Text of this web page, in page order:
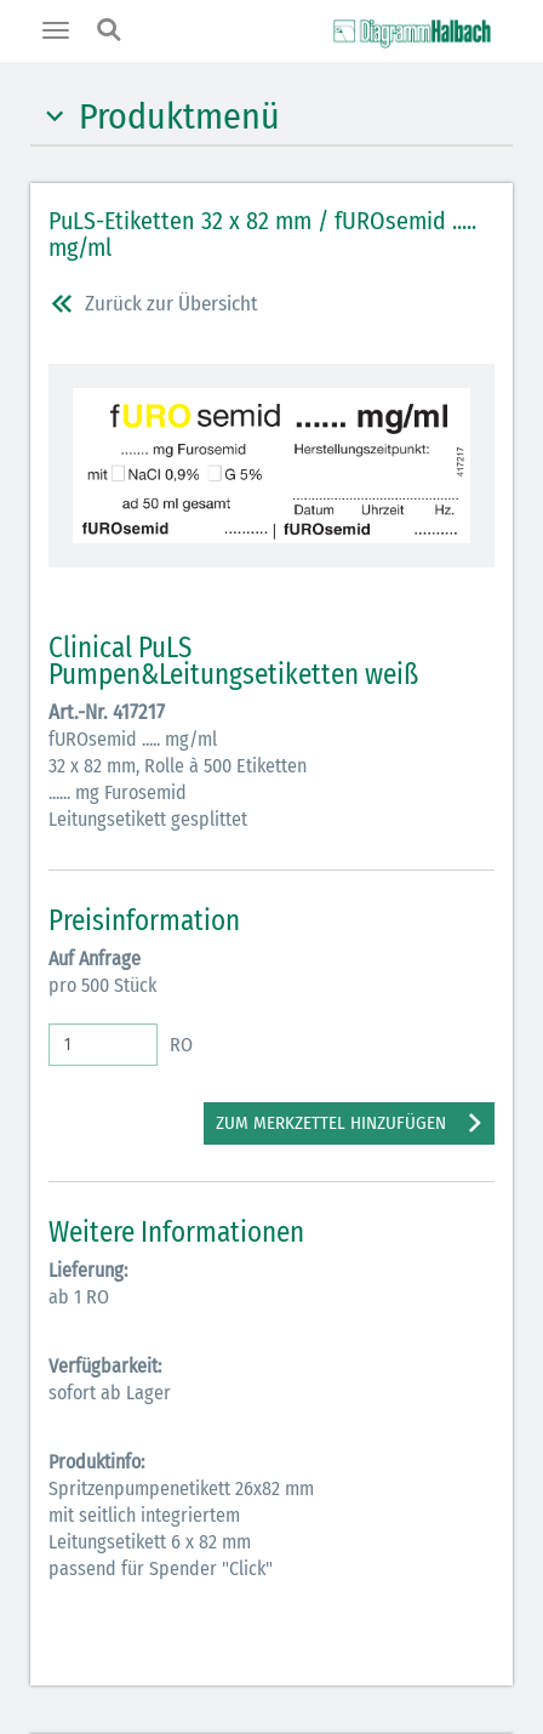
Toggle
Produktmenü
Benzodiazepine (orange)
Muskelrelaxantien (weiß-rot): DIVI 2012
Muskelrelaxans Antagonisten (rot schraffiert): DIVI
Lokalanästhetika (grau)
Vasopressoren (hellviolett)
Antihypertonika/Vasodilatantien (hellviolett
Antiemetika (salmon)
Verschiedene Medikamente (weiß)
Antikoagulantien (hellgrau/weiß mit schwarzem
Rahmen)
Rahmen)
Elektrolyte (grün-pink)
Elektrolyte Kalium (grün-blau)
Elektrolyte NaCl (grün)
Inodilatatoren (rot-grün)
Antiarrhythmika (rot-blau)
Bronchodilatatoren (blau-braun)
Hormone (braun-beige)
Hormone Insulin (braun-gelb)
PuLS-Etiketten 32 x 82 mm / fUROsemid .....
mg/ml
Zurück zur Übersicht
Clinical PuLS
Pumpen&Leitungsetiketten weiß
Art.-Nr. 417217
fUROsemid ..... mg/ml
32 x 82 mm, Rolle à 500 Etiketten
...... mg Furosemid
Leitungsetikett gesplittet
Preisinformation
Auf Anfrage
pro 500 Stück
RO
ZUM MERKZETTEL HINZUFÜGEN
Weitere Informationen
Lieferung:
ab 1 RO
Verfügbarkeit:
sofort ab Lager
Produktinfo:
Spritzenpumpenetikett 26x82 mm
mit seitlich integriertem
Leitungsetikett 6 x 82 mm
passend für Spender "Click"